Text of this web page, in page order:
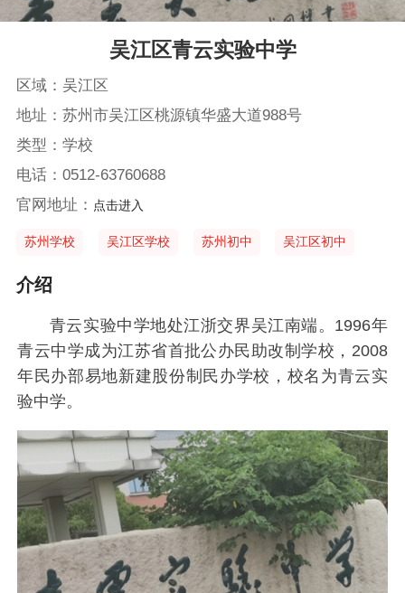
吴江区青云实验中学
区域：吴江区
地址：苏州市吴江区桃源镇华盛大道988号
类型：学校
电话：0512-63760688
官网地址： 点击进入
苏州学校 吴江区学校 苏州初中 吴江区初中
介绍
青云实验中学地处江浙交界吴江南端。1996年
青云中学成为江苏省首批公办民助改制学校，2008
年民办部易地新建股份制民办学校，校名为青云实
验中学。